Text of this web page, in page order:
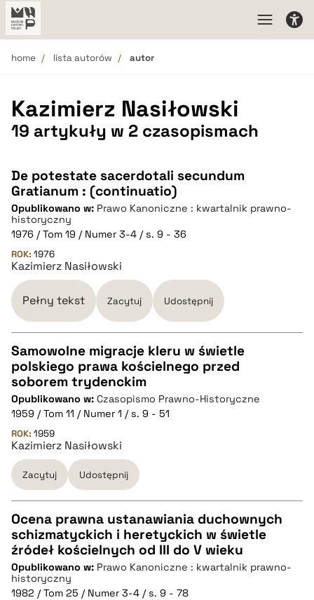
home lista autorów autor
Kazimierz Nasiłowski
19 artykuły w 2 czasopismach
De potestate sacerdotali secundum
Gratianum : (continuatio)
Opublikowano w: Prawo Kanoniczne : kwartalnik prawno-
historyczny
1976 / Tom 19 / Numer 3-4 / s. 9 - 36
ROK: 1976
Kazimierz Nasiłowski
Pełny tekst Zacytuj Udostępnij
CZYSTY TEKST
pobierz cytat
BIBTEX
pobierz cytat
Samowolne migracje kleru w świetle
polskiego prawa kościelnego przed
soborem trydenckim
Opublikowano w: Czasopismo Prawno-Historyczne
1959 / Tom 11 / Numer 1 / s. 9 - 51
ROK: 1959
Kazimierz Nasiłowski
Zacytuj Udostępnij
CZYSTY TEKST
pobierz cytat
Ocena prawna ustanawiania duchownych
schizmatyckich i heretyckich w świetle
źródeł kościelnych od III do V wieku
Opublikowano w: Prawo Kanoniczne : kwartalnik prawno-
historyczny
1982 / Tom 25 / Numer 3-4 / s. 9 - 78